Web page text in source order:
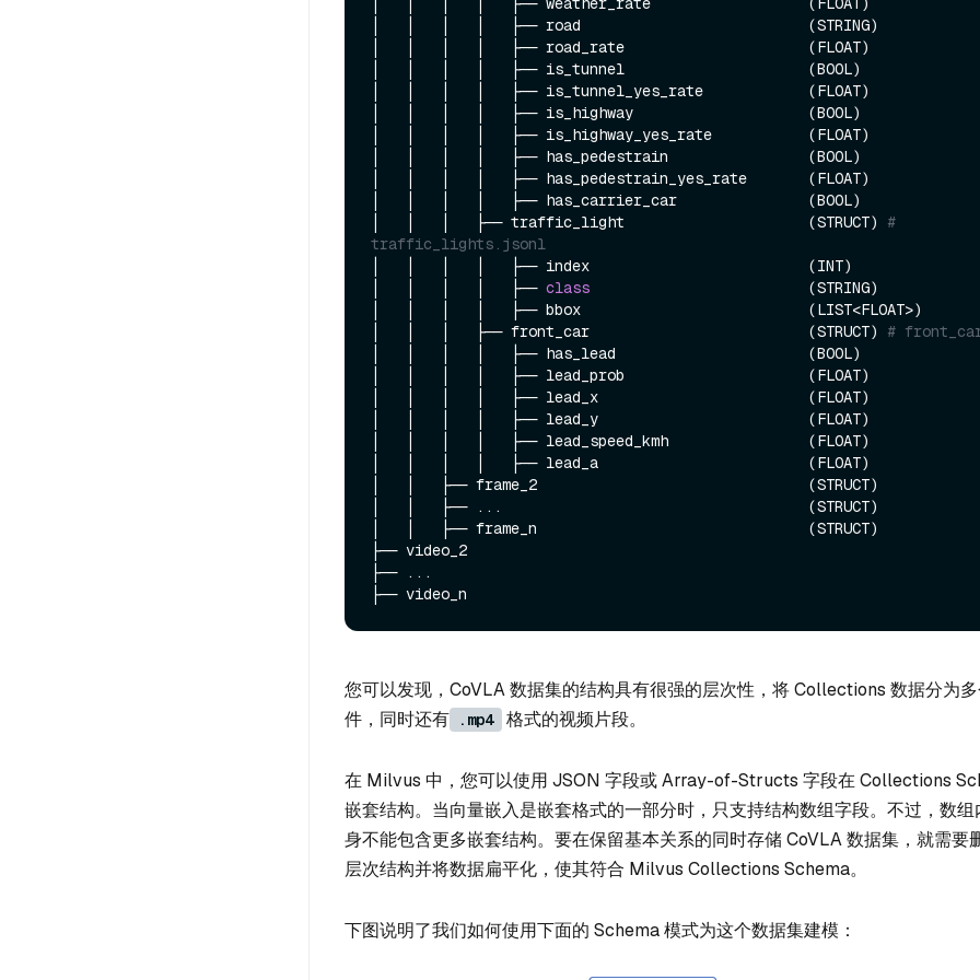
│   │   │   │   ├── road                          (STRING)
│   │   │   │   ├── road_rate                     (FLOAT)
│   │   │   │   ├── is_tunnel                     (BOOL)
│   │   │   │   ├── is_tunnel_yes_rate            (FLOAT)
│   │   │   │   ├── is_highway                    (BOOL)
│   │   │   │   ├── is_highway_yes_rate           (FLOAT)
│   │   │   │   ├── has_pedestrain                (BOOL)
│   │   │   │   ├── has_pedestrain_yes_rate       (FLOAT)
│   │   │   │   ├── has_carrier_car               (BOOL)
│   │   │   ├── traffic_light                     (STRUCT) #
traffic_lights.jsonl
│   │   │   │   ├── index                         (INT)
│   │   │   │   ├── class
                         (STRING)
│   │   │   │   ├── bbox                          (LIST<FLOAT>)
│   │   │   ├── front_car                         (STRUCT) #
│   │   │   │   ├── has_lead                      (BOOL)
│   │   │   │   ├── lead_prob                     (FLOAT)
│   │   │   │   ├── lead_x                        (FLOAT)
│   │   │   │   ├── lead_y                        (FLOAT)
│   │   │   │   ├── lead_speed_kmh                (FLOAT)
│   │   │   │   ├── lead_a                        (FLOAT)
│   │   ├── frame_2                               (STRUCT)
│   │   ├── ...                                   (STRUCT)
│   │   ├── frame_n                               (STRUCT)
├── video_2
├── ...
您可以发现，CoVLA 数据集的结构具有很强的层次性，将 Collections 数据分为
件，同时还有
.mp4 格式的视频片段。
在 Milvus 中，您可以使用 JSON 字段或 Array-of-Structs 字段在 Collections
嵌套结构。当向量嵌入是嵌套格式的一部分时，只支持结构数组字段。不过，数
身不能包含更多嵌套结构。要在保留基本关系的同时存储 CoVLA 数据集，就需要
层次结构并将数据扁平化，使其符合 Milvus Collections Schema。
下图说明了我们如何使用下面的 Schema 模式为这个数据集建模：